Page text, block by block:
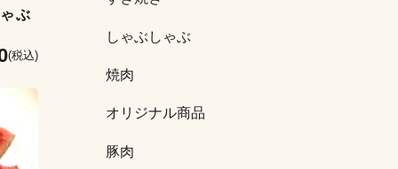
ぶ
(税込)
しゃぶしゃぶ
焼肉
オリジナル商品
豚肉